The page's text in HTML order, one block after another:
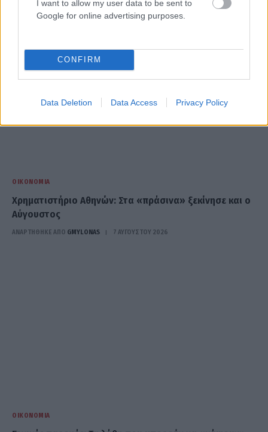
I want to allow my user data to be sent to
Google for online advertising purposes.
CONFIRM
Data Deletion Data Access Privacy Policy
ΟΙΚΟΝΟΜΊΑ
Χρηματιστήριο Αθηνών: Στα «πράσινα» ξεκίνησε και ο
Αύγουστος
ΑΝΑΡΤΗΘΗΚΕ ΑΠΟ GMYLONAS 7 ΑΥΓΟΎΣΤΟΥ 2026
ΟΙΚΟΝΟΜΊΑ